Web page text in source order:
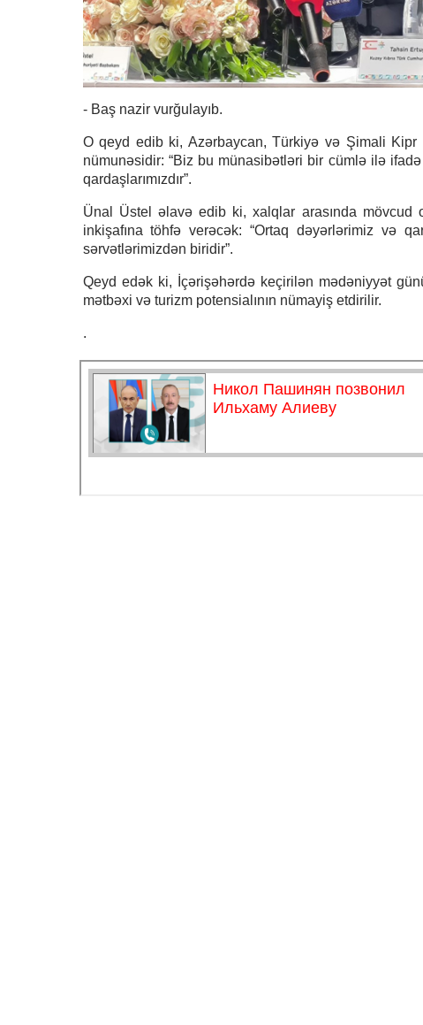
- Baş nazir vurğulayıb.
O qeyd edib ki, Azərbaycan, Türkiyə və Şimali Kipr
nümunəsidir: “Biz bu münasibətləri bir cümlə ilə
qardaşlarımızdır”.
Ünal Üstel əlavə edib ki, xalqlar arasında mövcud
inkişafına töhfə verəcək: “Ortaq dəyərlərimiz və
sərvətlərimizdən biridir”.
Qeyd edək ki, İçərişəhərdə keçirilən mədəniyyət
mətbəxi və turizm potensialının nümayiş etdirilir.
.